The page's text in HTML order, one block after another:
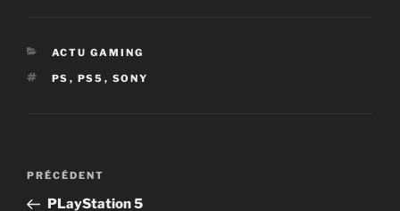
CATÉGORIES
ACTU GAMING
ÉTIQUETTES
PS , PS5 , SONY
Navigation
Article
précédent
PRÉCÉDENT
PLayStation 5